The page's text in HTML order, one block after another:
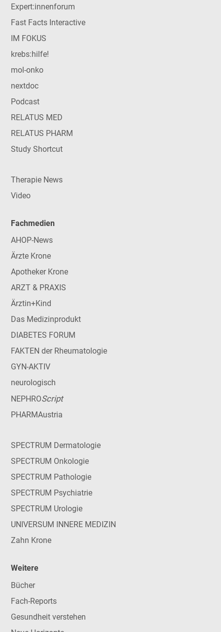
Expert:innenforum
Fast Facts Interactive
IM FOKUS
krebs:hilfe!
mol-onko
nextdoc
Podcast
RELATUS MED
RELATUS PHARM
Study Shortcut
Therapie News
Video
Fachmedien
AHOP-News
Ärzte Krone
Apotheker Krone
ARZT & PRAXIS
Ärztin+Kind
Das Medizinprodukt
DIABETES FORUM
FAKTEN der Rheumatologie
GYN-AKTIV
neurologisch
NEPHROScript
PHARMAustria
SPECTRUM Dermatologie
SPECTRUM Onkologie
SPECTRUM Pathologie
SPECTRUM Psychiatrie
SPECTRUM Urologie
UNIVERSUM INNERE MEDIZIN
Zahn Krone
Weitere
Bücher
Fach-Reports
Gesundheit verstehen